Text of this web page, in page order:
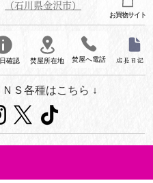
焚屋所在地
確認 焚屋へ電話
お買物サイト
ＮＳ各種はこちら ↓
（石川県金沢市）
店長日記